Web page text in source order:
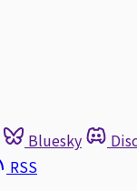
Bluesky
RSS